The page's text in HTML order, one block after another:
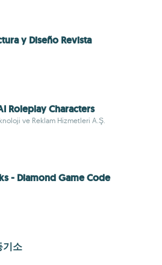
y Diseño Revista
Roleplay Characters
ve Reklam Hizmetleri A.Ş.
- Diamond Game Code
기소